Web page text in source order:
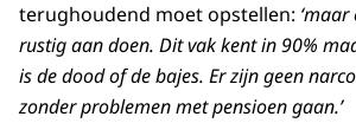
terughoudend moet opstellen:
rustig aan doen. Dit vak kent in 90%
is de dood of de bajes. Er zijn geen
zonder problemen met pensioen gaan.’